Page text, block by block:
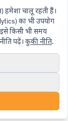
चालू रहती हैं।
का भी उपयोग
किसी भी समय
पढ़ें। कुकी नीति.